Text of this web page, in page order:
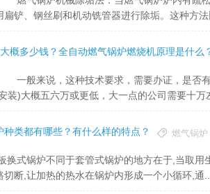
扁铲、钢丝刷和机动铣管器进行除垢。这种方
概多少钱？全自动燃气锅炉燃烧机原理是什么
装)大概五六万或更低，大一点的公司需要十万
种类都有哪些？有什么样的特点？ 燃气锅炉
切断,让加热的热水在锅炉内形成一个小循环,通